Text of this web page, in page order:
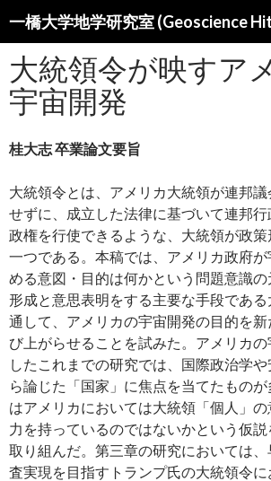
テ
ン
ツ
ス
ッ
プ
大統領令が映すア
宇宙開発
桂大志 卒業論文要旨
大統領令とは、アメリカ大統領が連邦
せずに、成立した法律に基づいて連邦
政権を行使できるような、大統領が政
一つである。本稿では、アメリカ政府
める意図・目的は何かという問題意識
形成と意思表明をする主要な手段であ
通して、アメリカの宇宙開発の目的を
び上がらせることを試みた。アメリカ
したこれまでの研究では、国際政治学
ら論じた「国家」に焦点を当てたもの
はアメリカにおいては大統領「個人」
力を持っているのではないかという仮
取り組んだ。第三章の研究においては
査実現を目指すトランプ氏の大統領令